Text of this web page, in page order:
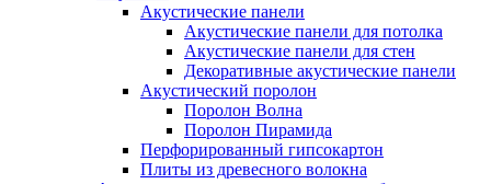
Акустические панели
Акустические панели для потолка
Акустические панели для стен
Декоративные акустические панели
Акустический поролон
Поролон Волна
Поролон Пирамида
Перфорированный гипсокартон
Плиты из древесного волокна